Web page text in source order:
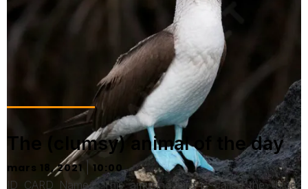
The (clumsy) animal of the day
mars 18, 2021
10:00
ID CARD Name : This amusing bird is called the “blue-